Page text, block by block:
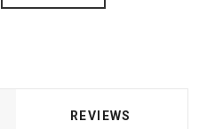
REVIEWS